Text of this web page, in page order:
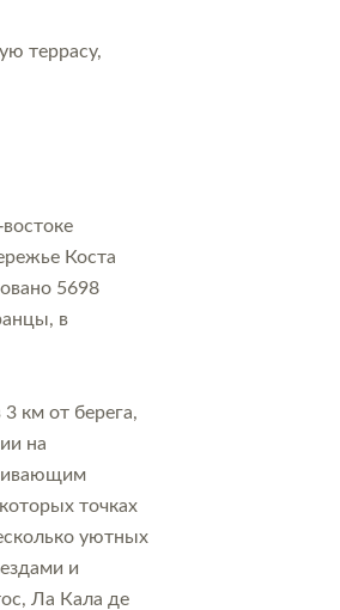
террасу,
Коста
5698
в
км от берега,
на
точках
уютных
и
Ла Кала де